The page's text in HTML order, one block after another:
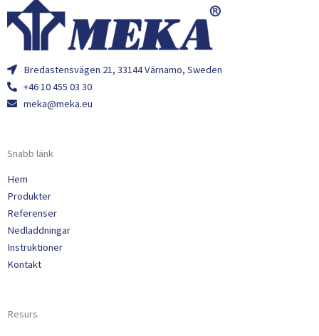
Bredastensvägen 21, 33144 Värnamo, Sweden
+46 10 455 03 30
meka@meka.eu
Snabb länk
Hem
Produkter
Referenser
Nedladdningar
Instruktioner
Kontakt
Resurs